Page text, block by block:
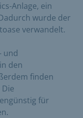
Anlage, ein
wurde der
verwandelt.
und
den
finden
für